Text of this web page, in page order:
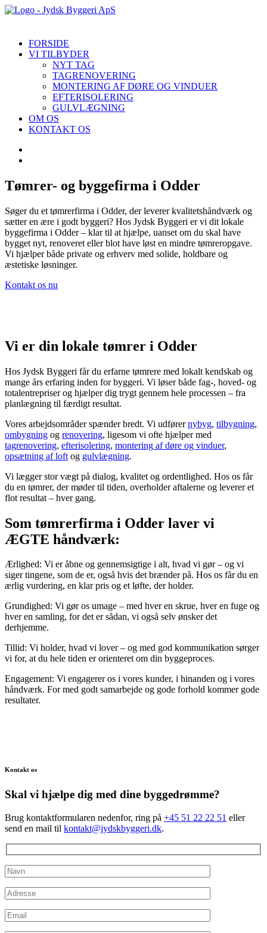
FORSIDE
VI TILBYDER
NYT TAG
TAGRENOVERING
MONTERING AF DØRE OG VINDUER
EFTERISOLERING
GULVLÆGNING
OM OS
KONTAKT OS
Tømrer- og byggefirma i Odder
Søger du et tømrerfirma i Odder, der leverer kvalitetshåndværk og
sætter en ære i godt byggeri? Hos Jydsk Byggeri er vi dit lokale
byggefirma i Odder – klar til at hjælpe, uanset om du skal have
bygget nyt, renoveret eller blot have løst en mindre tømreropgave.
Vi hjælper både private og erhverv med solide, holdbare og
æstetiske løsninger.
Kontakt os nu
Vi er din lokale tømrer i Odder
Hos Jydsk Byggeri får du erfarne tømrere med lokalt kendskab og
mange års erfaring inden for byggeri. Vi løser både fag-, hoved- og
totalentrepriser og hjælper dig trygt gennem hele processen – fra
planlægning til færdigt resultat.
Vores arbejdsområder spænder bredt. Vi udførernybyg, tilbygning,
ombygning og renovering, ligesom vi ofte hjælper med
tagrenovering, efterisolering, montering af døre og vinduer,
opsætning af loft og gulvlægning.
Vi lægger stor vægt på dialog, kvalitet og ordentlighed. Hos os får
du en tømrer, der møder til tiden, overholder aftalerne og leverer et
flot resultat – hver gang.
Som tømrerfirma i Odder laver vi
ÆGTE håndværk:
Ærlighed: Vi er åbne og gennemsigtige i alt, hvad vi gør – og vi
siger tingene, som de er, også hvis det brænder på. Hos os får du en
ærlig vurdering, en klar pris og et løfte, der holder.
Grundighed: Vi gør os umage – med hver en skrue, hver en fuge og
hver en samling, for det er sådan, vi også selv ønsker det
derhjemme.
Tillid: Vi holder, hvad vi lover – og med god kommunikation sørger
vi for, at du hele tiden er orienteret om din byggeproces.
Engagement: Vi engagerer os i vores kunder, i hinanden og i vores
håndværk. For med godt samarbejde og gode forhold kommer gode
resultater.
Kontakt os
Skal vi hjælpe dig med dine byggedrømme?
Brug kontaktformularen nedenfor, ring på +45 51 22 22 51 eller
send en mail til kontakt@jydskbyggeri.dk.